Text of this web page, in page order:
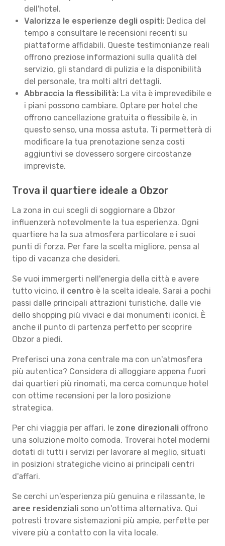
dell'hotel.
Valorizza le esperienze degli ospiti: Dedica del
tempo a consultare le recensioni recenti su
piattaforme affidabili. Queste testimonianze reali
offrono preziose informazioni sulla qualità del
servizio, gli standard di pulizia e la disponibilità
del personale, tra molti altri dettagli.
Abbraccia la flessibilità: La vita è imprevedibile e
i piani possono cambiare. Optare per hotel che
offrono cancellazione gratuita o flessibile è, in
questo senso, una mossa astuta. Ti permetterà di
modificare la tua prenotazione senza costi
aggiuntivi se dovessero sorgere circostanze
impreviste.
Trova il quartiere ideale a Obzor
La zona in cui scegli di soggiornare a Obzor
influenzerà notevolmente la tua esperienza. Ogni
quartiere ha la sua atmosfera particolare e i suoi
punti di forza. Per fare la scelta migliore, pensa al
tipo di vacanza che desideri.
Se vuoi immergerti nell'energia della città e avere
tutto vicino, il centro è la scelta ideale. Sarai a pochi
passi dalle principali attrazioni turistiche, dalle vie
dello shopping più vivaci e dai monumenti iconici. È
anche il punto di partenza perfetto per scoprire
Obzor a piedi.
Preferisci una zona centrale ma con un'atmosfera
più autentica? Considera di alloggiare appena fuori
dai quartieri più rinomati, ma cerca comunque hotel
con ottime recensioni per la loro posizione
strategica.
Per chi viaggia per affari, le zone direzionali offrono
una soluzione molto comoda. Troverai hotel moderni
dotati di tutti i servizi per lavorare al meglio, situati
in posizioni strategiche vicino ai principali centri
d'affari.
Se cerchi un'esperienza più genuina e rilassante, le
aree residenziali sono un'ottima alternativa. Qui
potresti trovare sistemazioni più ampie, perfette per
vivere più a contatto con la vita locale.